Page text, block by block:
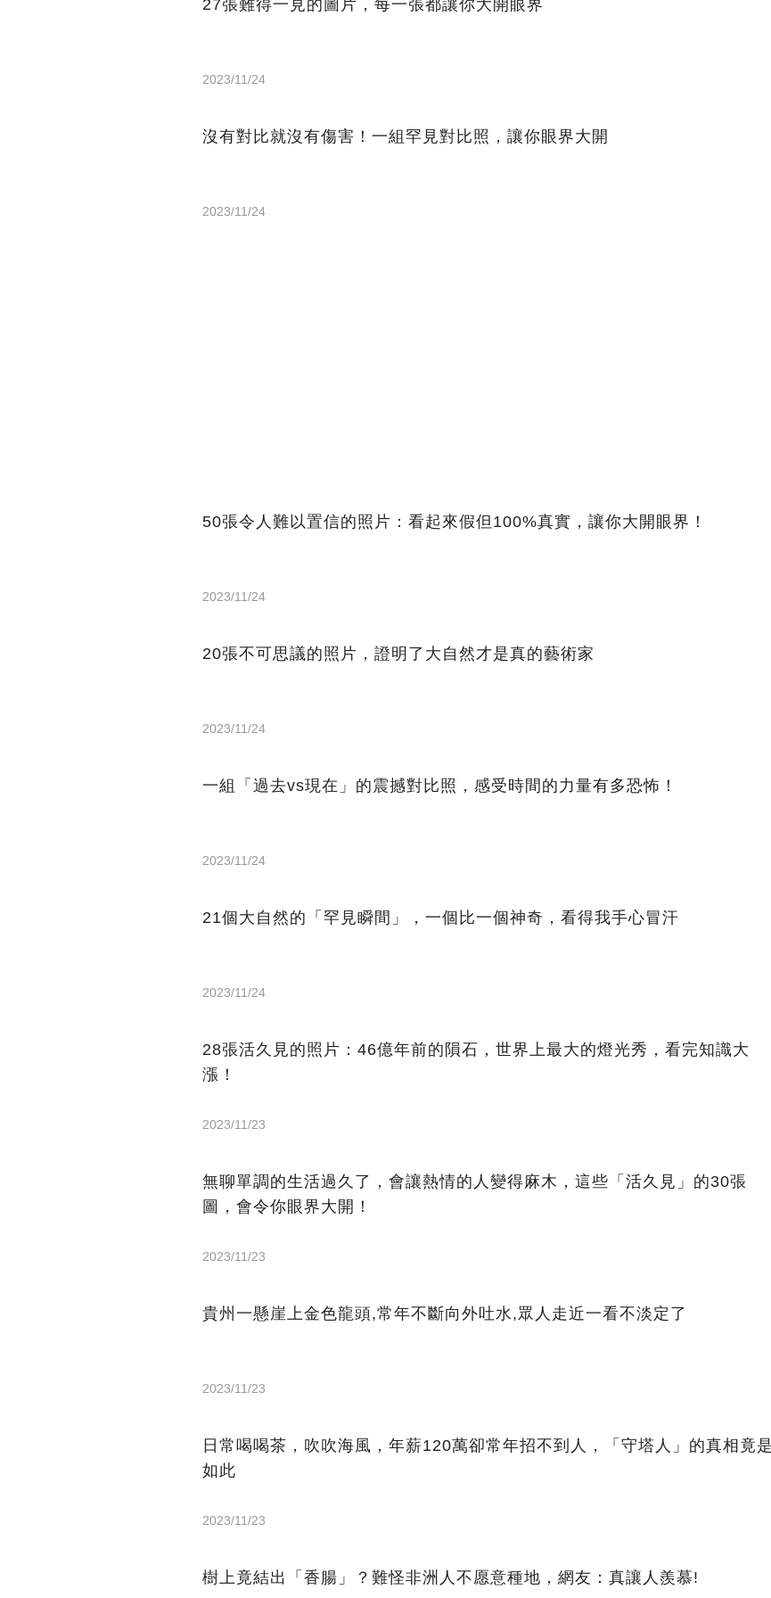
27張難得一見的圖片，每一張都讓你大開眼界
2023/11/24
沒有對比就沒有傷害！一組罕見對比照，讓你眼界大開
2023/11/24
50張令人難以置信的照片：看起來假但100%真實，讓你大開眼界！
2023/11/24
20張不可思議的照片，證明了大自然才是真的藝術家
2023/11/24
一組「過去vs現在」的震撼對比照，感受時間的力量有多恐怖！
2023/11/24
21個大自然的「罕見瞬間」，一個比一個神奇，看得我手心冒汗
2023/11/24
28張活久見的照片：46億年前的隕石，世界上最大的燈光秀，看完知識大
漲！
2023/11/23
無聊單調的生活過久了，會讓熱情的人變得麻木，這些「活久見」的30張
圖，會令你眼界大開！
2023/11/23
貴州一懸崖上金色龍頭,常年不斷向外吐水,眾人走近一看不淡定了
2023/11/23
日常喝喝茶，吹吹海風，年薪120萬卻常年招不到人，「守塔人」的真相竟是
如此
2023/11/23
樹上竟結出「香腸」？難怪非洲人不愿意種地，網友：真讓人羨慕!